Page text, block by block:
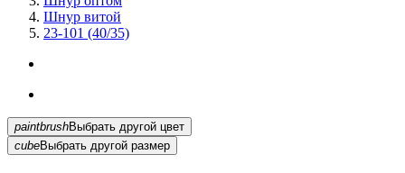
Шнур витой
23-101 (40/35)
paintbrush
Выбрать другой цвет
cubeВыбрать другой размер